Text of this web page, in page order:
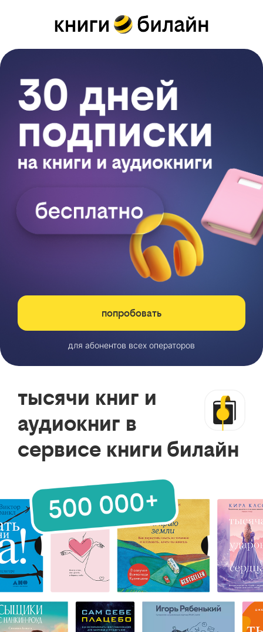
попробовать
для абонентов всех операторов
тысячи книг и
аудиокниг в
сервисе книги билайн